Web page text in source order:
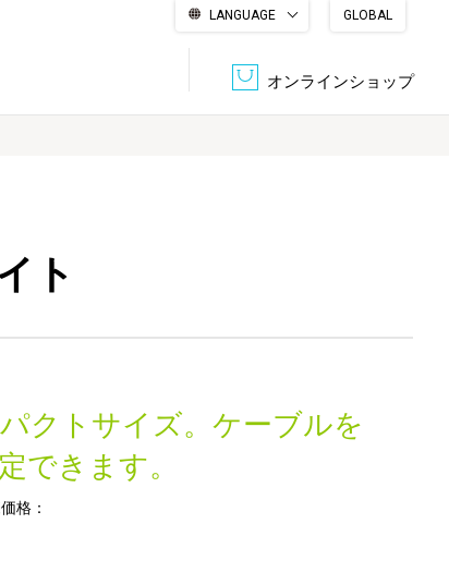
LANGUAGE
GLOBAL
オンラインショップ
クター・
ズ商品
学童用品
DPS（データ・プリント・サービス）
認証一覧
ト
クトサイズ。ケーブルを
できます。
格：